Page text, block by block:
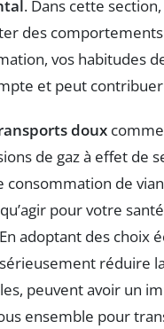
. Dans cette
des comportements
vos habitudes
et peut
doux
de gaz à effet de
de
pour votre
adoptant des choix
réduire
peuvent avoir un
ensemble pour